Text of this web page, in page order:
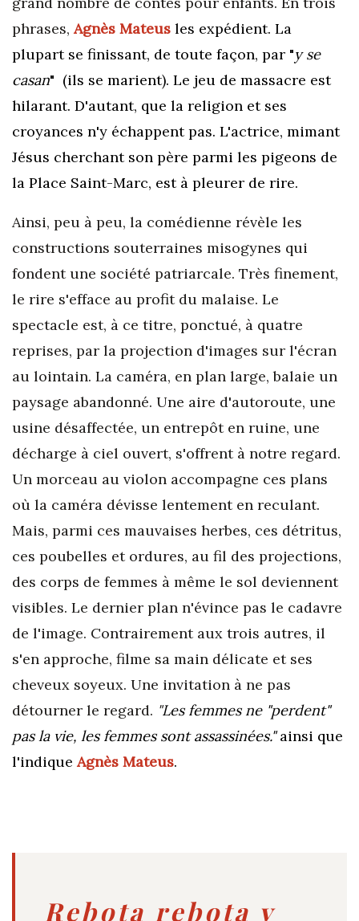
phrases, Agnès Mateus les expédient. La
plupart se finissant, de toute façon, par "y se
casan" (ils se marient). Le jeu de massacre est
hilarant. D'autant, que la religion et ses
croyances n'y échappent pas. L'actrice, mimant
Jésus cherchant son père parmi les pigeons de
la Place Saint-Marc, est à pleurer de rire.
Ainsi, peu à peu, la comédienne révèle les
constructions souterraines misogynes qui
fondent une société patriarcale. Très finement,
le rire s'efface au profit du malaise. Le
spectacle est, à ce titre, ponctué, à quatre
reprises, par la projection d'images sur l'écran
au lointain. La caméra, en plan large, balaie un
paysage abandonné. Une aire d'autoroute, une
usine désaffectée, un entrepôt en ruine, une
décharge à ciel ouvert, s'offrent à notre regard.
Un morceau au violon accompagne ces plans
où la caméra dévisse lentement en reculant.
Mais, parmi ces mauvaises herbes, ces détritus,
ces poubelles et ordures, au fil des projections,
des corps de femmes à même le sol deviennent
visibles. Le dernier plan n'évince pas le cadavre
de l'image. Contrairement aux trois autres, il
s'en approche, filme sa main délicate et ses
cheveux soyeux. Une invitation à ne pas
détourner le regard. "Les femmes ne "perdent"
pas la vie, les femmes sont assassinées."ainsi que
l'indique Agnès Mateus.
Rebota rebota y